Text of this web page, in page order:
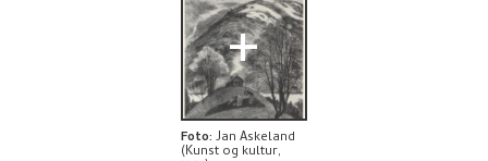
UTSTILLINGSHISTORIE
KUNSTNERENS NOTAT
BIBLIOGRAFI
+
Foto: Jan Askeland
(Kunst og kultur,